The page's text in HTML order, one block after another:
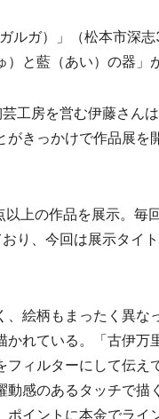
ルガ）」（松本市深
と藍（あい）の器」
工房を営む伊藤さん
きっかけで作品展を
上の作品を展示。毎
り、今回は展示タイ
絵柄もまったく異な
れている。「古伊万
ィルターにして伝え
感のあるタッチで描
イントに本金でライ